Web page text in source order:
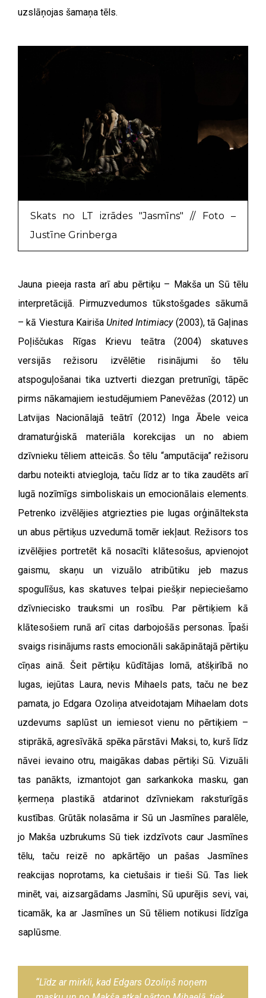
uzslāņojas šamaņa tēls.
Skats no LT izrādes "Jasmīns" // Foto –
Justīne Grinberga
Jauna pieeja rasta arī abu pērtiķu – Makša un Sū tēlu
interpretācijā. Pirmuzvedumos tūkstošgades sākumā
– kā Viestura Kairiša United Intimiacy(2003), tā Gaļinas
Poļiščukas Rīgas Krievu teātra (2004) skatuves
versijās režisoru izvēlētie risinājumi šo tēlu
atspoguļošanai tika uztverti diezgan pretrunīgi, tāpēc
pirms nākamajiem iestudējumiem Panevēžas (2012) un
Latvijas Nacionālajā teātrī (2012) Inga Ābele veica
dramaturģiskā materiāla korekcijas un no abiem
dzīvnieku tēliem atteicās. Šo tēlu “amputācija” režisoru
darbu noteikti atviegloja, taču līdz ar to tika zaudēts arī
lugā nozīmīgs simboliskais un emocionālais elements.
Petrenko izvēlējies atgriezties pie lugas orģinālteksta
un abus pērtiķus uzvedumā tomēr iekļaut. Režisors tos
izvēlējies portretēt kā nosacīti klātesošus, apvienojot
gaismu, skaņu un vizuālo atribūtiku jeb mazus
spogulīšus, kas skatuves telpai piešķir nepieciešamo
dzīvniecisko trauksmi un rosību. Par pērtiķiem kā
klātesošiem runā arī citas darbojošās personas. Īpaši
svaigs risinājums rasts emocionāli sakāpinātajā pērtiķu
cīņas ainā. Šeit pērtiķu kūdītājas lomā, atšķirībā no
lugas, iejūtas Laura, nevis Mihaels pats, taču ne bez
pamata, jo Edgara Ozoliņa atveidotajam Mihaelam dots
uzdevums saplūst un iemiesot vienu no pērtiķiem –
stiprākā, agresīvākā spēka pārstāvi Maksi, to, kurš līdz
nāvei ievaino otru, maigākas dabas pērtiķi Sū. Vizuāli
tas panākts, izmantojot gan sarkankoka masku, gan
ķermeņa plastikā atdarinot dzīvniekam raksturīgās
kustības. Grūtāk nolasāma ir Sū un Jasmīnes paralēle,
jo Makša uzbrukums Sū tiek izdzīvots caur Jasmīnes
tēlu, taču reizē no apkārtējo un pašas Jasmīnes
reakcijas noprotams, ka cietušais ir tieši Sū. Tas liek
minēt, vai, aizsargādams Jasmīni, Sū upurējis sevi, vai,
ticamāk, ka ar Jasmīnes un Sū tēliem notikusi līdzīga
saplūsme.
“Līdz ar mirkli, kad Edgars Ozoliņš noņem